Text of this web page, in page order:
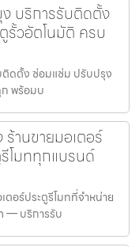
ง บริการรับติดตั้ง
รั้วอัตโนมัติ ครบ
ติดตั้ง ซ่อมแซ่ม ปรับปรุง
ก พร้อมบ
านขายมอเตอร์
โมททุกแบรนด์
ตอร์ประตูรีโมทที่จำหน่าย
— บริการรับ